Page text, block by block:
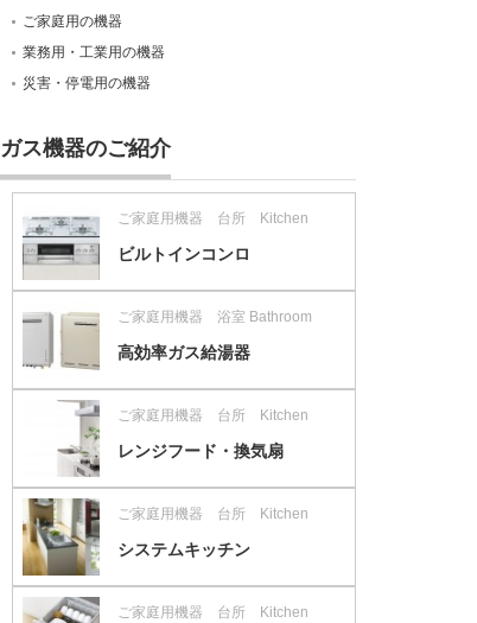
ご家庭用の機器
業務用・工業用の機器
災害・停電用の機器
ガス機器のご紹介
ご家庭用機器 台所 Kitchen
ビルトインコンロ
ご家庭用機器 浴室 Bathroom
高効率ガス給湯器
ご家庭用機器 台所 Kitchen
レンジフード・換気扇
ご家庭用機器 台所 Kitchen
システムキッチン
ご家庭用機器 台所 Kitchen